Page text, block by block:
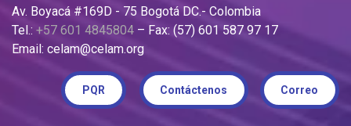
Av. Boyacá #169D - 75 Bogotá DC.- Colombia
Tel.: +57 601 4845804 – Fax: (57) 601 587 97 17
Email: celam@celam.org
PQR Contáctenos Correo